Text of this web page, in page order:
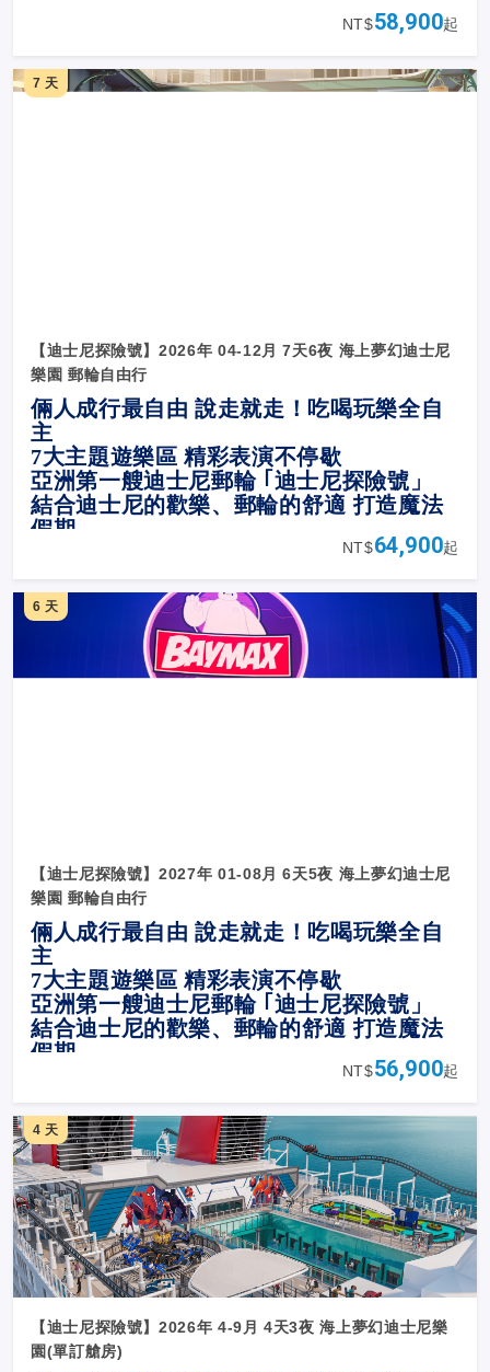
NT$58,900起
7 天
【迪士尼探險號】2026年 04-12月 7天6夜 海上夢幻迪士尼
樂園 郵輪自由行
倆人成行最自由 說走就走！吃喝玩樂全自
主
7大主題遊樂區 精彩表演不停歇
亞洲第一艘迪士尼郵輪 ｢迪士尼探險號」
結合迪士尼的歡樂、郵輪的舒適 打造魔法
假期
NT$64,900起
6 天
【迪士尼探險號】2027年 01-08月 6天5夜 海上夢幻迪士尼
樂園 郵輪自由行
倆人成行最自由 說走就走！吃喝玩樂全自
主
7大主題遊樂區 精彩表演不停歇
亞洲第一艘迪士尼郵輪 ｢迪士尼探險號」
結合迪士尼的歡樂、郵輪的舒適 打造魔法
假期
NT$56,900起
4 天
【迪士尼探險號】2026年 4-9月 4天3夜 海上夢幻迪士尼樂
園(單訂艙房)